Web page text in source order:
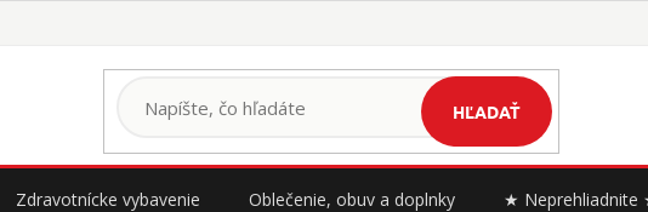
HĽADAŤ
Zdravotnícke vybavenie Oblečenie, obuv a doplnky ★ Neprehliadnite